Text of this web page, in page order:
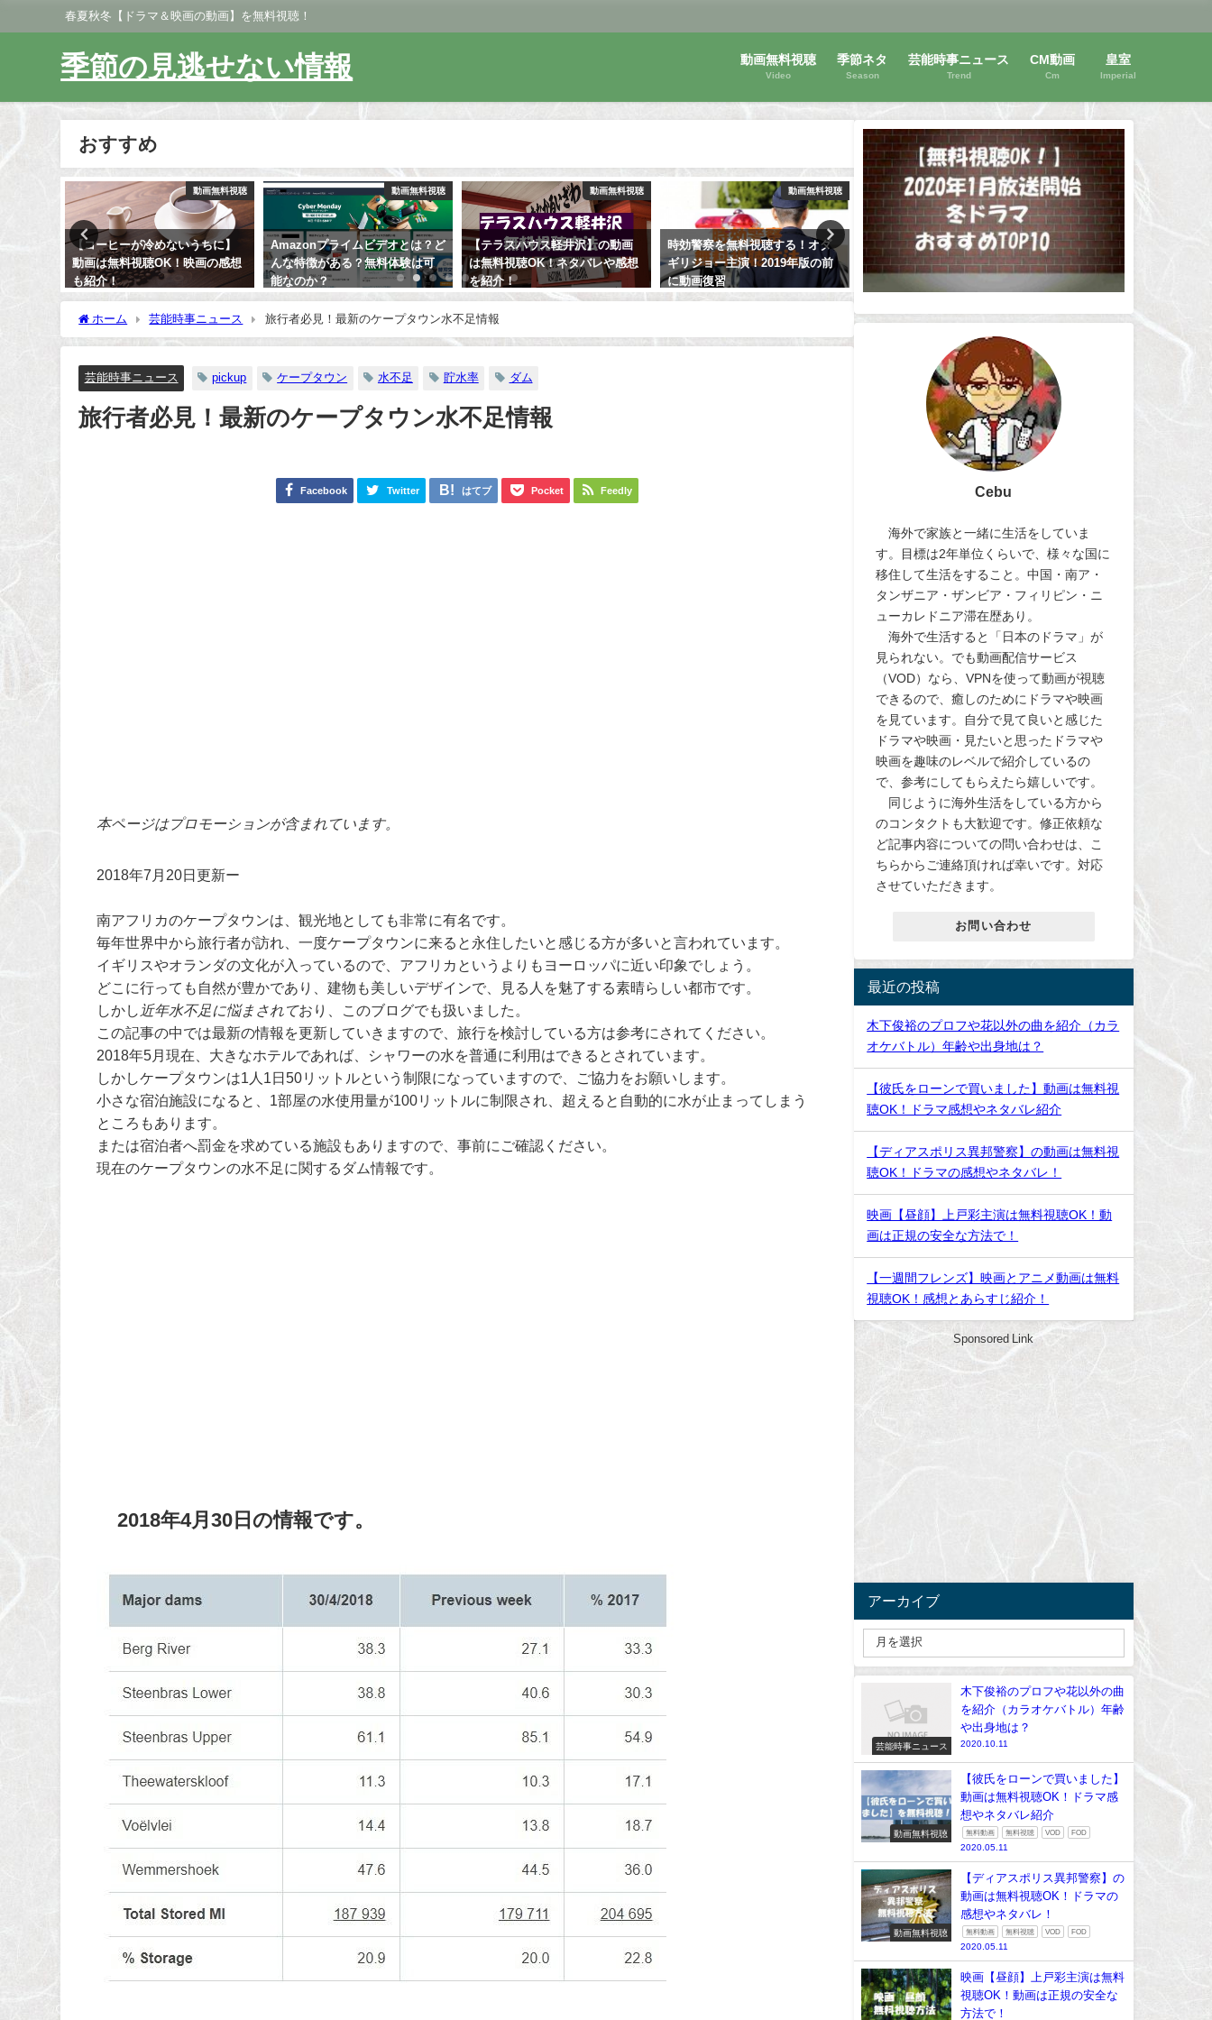
春夏秋冬【ドラマ＆映画の動画】を無料視聴！
季節の見逃せない情報 動画無料視聴
Video
季節ネタ
Season
芸能時事ニュース
Trend
CM動画
Cm
皇室
Imperial
おすすめ
動画無料視聴
Amazonプライムビデオとは？ど
んな特徴がある？無料体験は可
能なのか？
動画無料視聴
【テラスハウス軽井沢】の動画
は無料視聴OK！ネタバレや感想
を紹介！
動画無料視聴
時効警察を無料視聴する！オダ
ギリジョー主演！2019年版の前
に動画復習
動画無料視聴
【祈りの幕が下りる時】映画は
動画無料視聴OK！阿部寛・松嶋
菜々子W主演！
動画無料視聴
井上尚弥のドネア戦の無料視聴
方法！WBSS決勝はいつ開催？
2018紅白歌合戦の再放送・
視聴方法！見逃しても大丈
ホーム 芸能時事ニュース 旅行者必見！最新のケープタウン水不足情報
芸能時事ニュース pickup ケープタウン 水不足 貯水率 ダム
旅行者必見！最新のケープタウン水不足情報
Facebook Twitter はてブ Pocket Feedly
本ページはプロモーションが含まれています。
2018年7月20日更新ー
南アフリカのケープタウンは、観光地としても非常に有名です。
毎年世界中から旅行者が訪れ、一度ケープタウンに来ると永住したいと感じる方が多いと言われています。
イギリスやオランダの文化が入っているので、アフリカというよりもヨーロッパに近い印象でしょう。
どこに行っても自然が豊かであり、建物も美しいデザインで、見る人を魅了する素晴らしい都市です。
しかし
近年水不足に悩まされており、このブログでも扱いました。
この記事の中では最新の情報を更新していきますので、旅行を検討している方は参考にされてください。
2018年5月現在、大きなホテルであれば、シャワーの水を普通に利用はできるとされています。
しかしケープタウンは1人1日50リットルという制限になっていますので、ご協力をお願いします。
小さな宿泊施設になると、1部屋の水使用量が100リットルに制限され、超えると自動的に水が止まってしまう
ところもあります。
または宿泊者へ罰金を求めている施設もありますので、事前にご確認ください。
現在のケープタウンの水不足に関するダム情報です。
2018年4月30日の情報です。
Cebu
海外で家族と一緒に生活をしていま
す。目標は2年単位くらいで、様々な国に
移住して生活をすること。中国・南ア・
タンザニア・ザンビア・フィリピン・ニ
ューカレドニア滞在歴あり。
海外で生活すると「日本のドラマ」が
見られない。でも動画配信サービス
（VOD）なら、VPNを使って動画が視聴
できるので、癒しのためにドラマや映画
を見ています。自分で見て良いと感じた
ドラマや映画・見たいと思ったドラマや
映画を趣味のレベルで紹介しているの
で、参考にしてもらえたら嬉しいです。
同じように海外生活をしている方から
のコンタクトも大歓迎です。修正依頼な
ど記事内容についての問い合わせは、こ
ちらからご連絡頂ければ幸いです。対応
させていただきます。
お問い合わせ
最近の投稿
木下俊裕のプロフや花以外の曲を紹介（カラ
オケバトル）年齢や出身地は？
【彼氏をローンで買いました】動画は無料視
聴OK！ドラマ感想やネタバレ紹介
【ディアスポリス異邦警察】の動画は無料視
聴OK！ドラマの感想やネタバレ！
映画【昼顔】上戸彩主演は無料視聴OK！動
画は正規の安全な方法で！
【一週間フレンズ】映画とアニメ動画は無料
視聴OK！感想とあらすじ紹介！
Sponsored Link
アーカイブ
芸能時事ニュース
木下俊裕のプロフや花以外の曲
を紹介（カラオケバトル）年齢
や出身地は？
2020.10.11
動画無料視聴
【彼氏をローンで買いました】
動画は無料視聴OK！ドラマ感
想やネタバレ紹介
無料動画 無料視聴 VOD FOD
2020.05.11
動画無料視聴
【ディアスポリス異邦警察】の
動画は無料視聴OK！ドラマの
感想やネタバレ！
無料動画 無料視聴 VOD FOD
2020.05.11
映画【昼顔】上戸彩主演は無料
視聴OK！動画は正規の安全な
方法で！